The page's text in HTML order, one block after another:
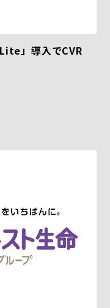
」導入でCVR